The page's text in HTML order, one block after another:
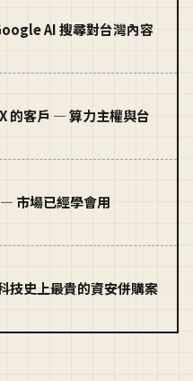
AI 搜尋對台灣內容
的客戶 — 算力主權與台
市場已經學會用
史上最貴的資安併購案